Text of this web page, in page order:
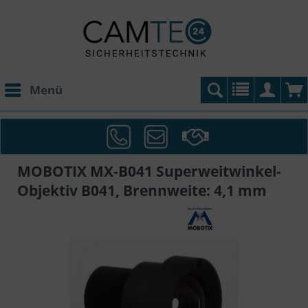
Menü
MOBOTIX MX-B041 Superweitwinkel-
Objektiv B041, Brennweite: 4,1 mm